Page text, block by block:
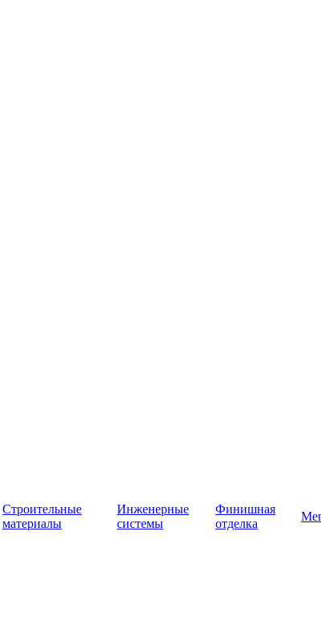
Строительные
материалы
Инженерные
системы
Финишная
отделка